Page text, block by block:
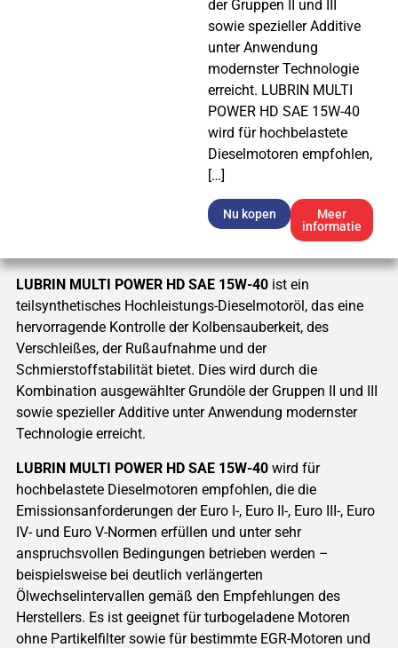
der Gruppen II und III
sowie spezieller Additive
unter Anwendung
modernster Technologie
erreicht. LUBRIN MULTI
POWER HD SAE 15W-40
wird für hochbelastete
Dieselmotoren empfohlen,
[…]
Nu kopen
Meer
informatie
LUBRIN MULTI POWER HD SAE 15W-40ist ein
teilsynthetisches Hochleistungs-Dieselmotoröl, das eine
hervorragende Kontrolle der Kolbensauberkeit, des
Verschleißes, der Rußaufnahme und der
Schmierstoffstabilität bietet. Dies wird durch die
Kombination ausgewählter Grundöle der Gruppen II und III
sowie spezieller Additive unter Anwendung modernster
Technologie erreicht.
LUBRIN MULTI POWER HD SAE 15W-40wird für
hochbelastete Dieselmotoren empfohlen, die die
Emissionsanforderungen der Euro I-, Euro II-, Euro III-, Euro
IV- und Euro V-Normen erfüllen und unter sehr
anspruchsvollen Bedingungen betrieben werden –
beispielsweise bei deutlich verlängerten
Ölwechselintervallen gemäß den Empfehlungen des
Herstellers. Es ist geeignet für turbogeladene Motoren
ohne Partikelfilter sowie für bestimmte EGR-Motoren und